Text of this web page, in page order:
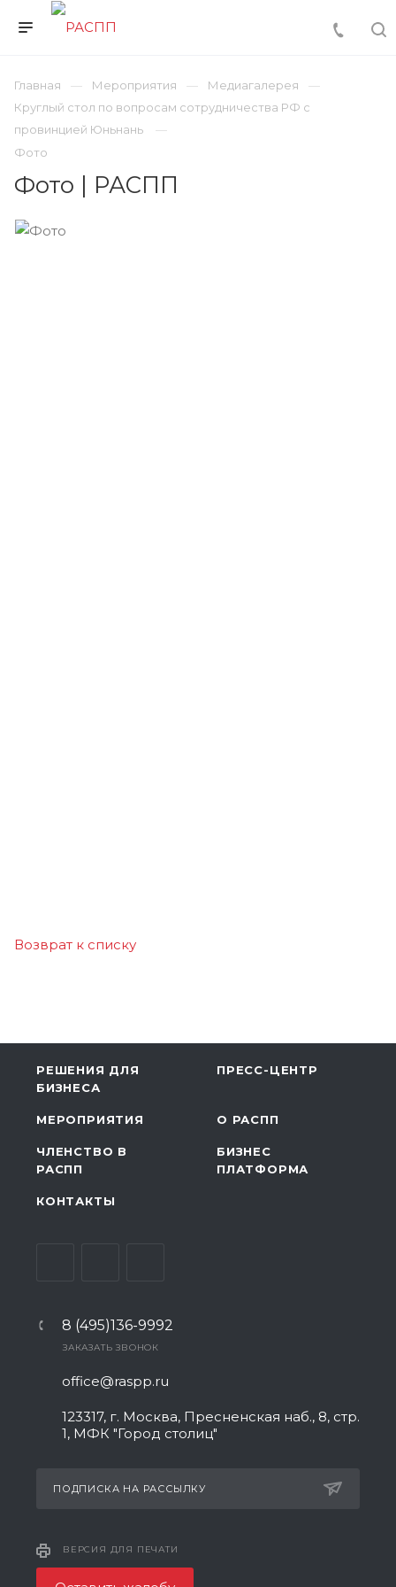
Главная Мероприятия
Медиагалерея
Круглый стол по вопросам сотрудничества РФ с
провинцией Юньнань
Фото
Фото | РАСПП
Возврат к списку
РЕШЕНИЯ ДЛЯ
БИЗНЕСА
ПРЕСС-ЦЕНТР
МЕРОПРИЯТИЯ О РАСПП
ЧЛЕНСТВО В
РАСПП
БИЗНЕС
ПЛАТФОРМА
КОНТАКТЫ
8 (495)136-9992
ЗАКАЗАТЬ ЗВОНОК
office@raspp.ru
123317, г. Москва, Пресненская наб., 8, стр.
1, МФК "Город столиц"
ПОДПИСКА НА РАССЫЛКУ
ВЕРСИЯ ДЛЯ ПЕЧАТИ